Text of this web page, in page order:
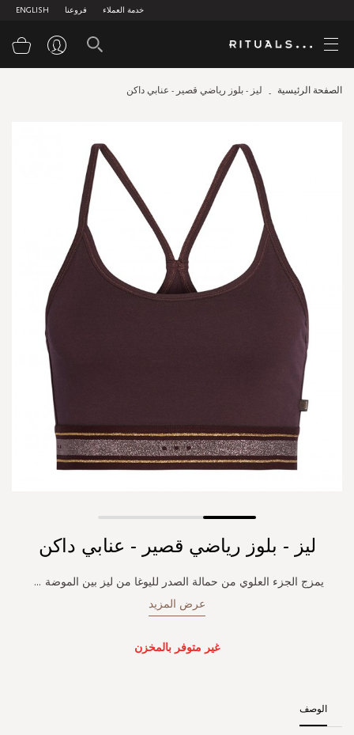
ENGLISH فروعنا خدمة العملاء
الصفحة الرئيسية ليز - بلوز رياضي قصير - عنابي داكن
ليز - بلوز رياضي قصير - عنابي داكن
يمزج الجزء العلوي من حمالة الصدر لليوغا من ليز بين الموضة ...
عرض المزيد
غير متوفر بالمخزن
الوصف